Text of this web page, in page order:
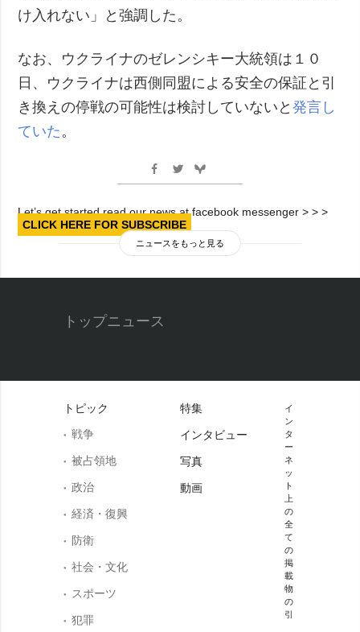
け入れない」と強調した。
なお、ウクライナのゼレンシキー大統領は１０
日、ウクライナは西側同盟による安全の保証と引
き換えの停戦の可能性は検討していないと発言し
ていた 。
Let’s get started read our news at facebook messenger > > >
CLICK HERE FOR SUBSCRIBE
ニュースをもっと見る
トップニュース
トピック
戦争
被占領地
政治
経済・復興
防衛
社会・文化
スポーツ
犯罪
特集
インタビュー
写真
動画
イ
ン
タ
ー
ネ
ッ
ト
上
の
全
て
の
掲
載
物
の
引